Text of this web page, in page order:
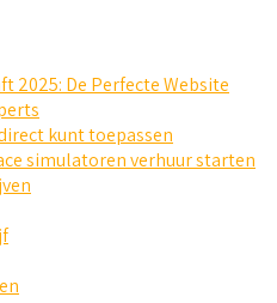
2025: De Perfecte Website
kunt toepassen
simulatoren verhuur starten